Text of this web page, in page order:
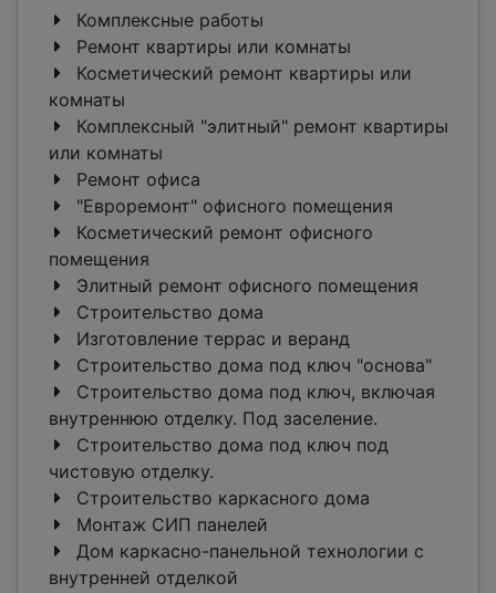
Комплексные работы
Ремонт квартиры или комнаты
Косметический ремонт квартиры или
комнаты
Комплексный "элитный" ремонт квартиры
или комнаты
Ремонт офиса
"Евроремонт" офисного помещения
Косметический ремонт офисного
помещения
Элитный ремонт офисного помещения
Строительство дома
Изготовление террас и веранд
Строительство дома под ключ "основа"
Строительство дома под ключ, включая
внутреннюю отделку. Под заселение.
Строительство дома под ключ под
чистовую отделку.
Строительство каркасного дома
Монтаж СИП панелей
Дом каркасно-панельной технологии с
внутренней отделкой